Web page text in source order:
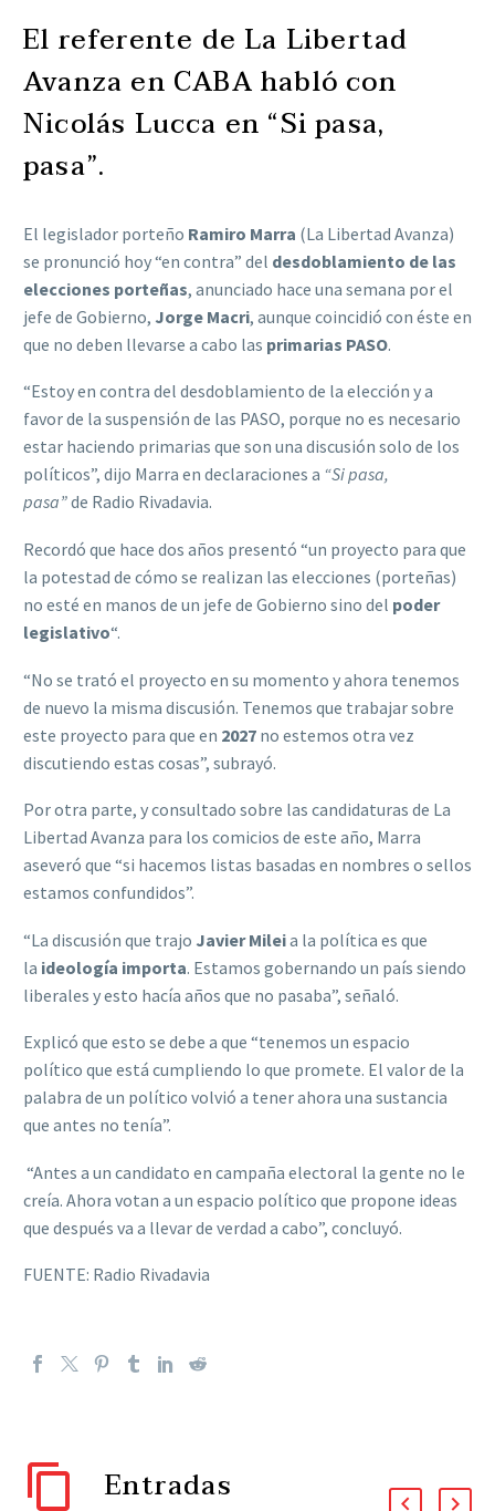
El referente de La Libertad
Avanza en CABA habló con
Nicolás Lucca en “Si pasa,
pasa”.
El legislador porteño Ramiro Marra (La Libertad Avanza)
se pronunció hoy “en contra” del desdoblamiento de las
elecciones porteñas, anunciado hace una semana por el
jefe de Gobierno, Jorge Macri, aunque coincidió con éste en
que no deben llevarse a cabo las primarias PASO.
“Estoy en contra del desdoblamiento de la elección y a
favor de la suspensión de las PASO, porque no es necesario
estar haciendo primarias que son una discusión solo de los
políticos”, dijo Marra en declaraciones a “Si pasa,
pasa”de Radio Rivadavia.
Recordó que hace dos años presentó “un proyecto para que
la potestad de cómo se realizan las elecciones (porteñas)
no esté en manos de un jefe de Gobierno sino del poder
legislativo“.
“No se trató el proyecto en su momento y ahora tenemos
de nuevo la misma discusión. Tenemos que trabajar sobre
este proyecto para que en 2027 no estemos otra vez
discutiendo estas cosas”, subrayó.
Por otra parte, y consultado sobre las candidaturas de La
Libertad Avanza para los comicios de este año, Marra
aseveró que “si hacemos listas basadas en nombres o sellos
estamos confundidos”.
“La discusión que trajo Javier Mileia la política es que
la ideología importa. Estamos gobernando un país siendo
liberales y esto hacía años que no pasaba”, señaló.
Explicó que esto se debe a que “tenemos un espacio
político que está cumpliendo lo que promete. El valor de la
palabra de un político volvió a tener ahora una sustancia
que antes no tenía”.
“Antes a un candidato en campaña electoral la gente no le
creía. Ahora votan a un espacio político que propone ideas
que después va a llevar de verdad a cabo”, concluyó.
FUENTE: Radio Rivadavia
Entradas